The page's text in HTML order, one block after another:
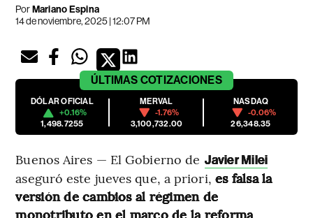
PorMariano Espina
14 de noviembre, 2025 | 12:07 PM
ÚLTIMAS COTIZACIONES
DÓLAR OFICIAL
+0.16%
1,498.7255
MERVAL
-1.76%
3,100,732.00
NASDAQ
-0.06%
26,348.35
Buenos Aires — El Gobierno de Javier Milei
aseguró este jueves que, a priori, es falsa la
versión de cambios al régimen de
monotributo en el marco de la reforma